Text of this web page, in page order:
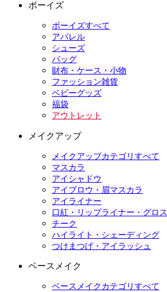
ボーイズ
ボーイズすべて
アパレル
シューズ
バッグ
財布・ケース・小物
ファッション雑貨
ベビーグッズ
福袋
アウトレット
メイクアップ
メイクアップカテゴリすべて
マスカラ
アイシャドウ
アイブロウ・眉マスカラ
アイライナー
口紅・リップライナー・グロス
チーク
ハイライト・シェーディング
つけまつげ・アイラッシュ
ベースメイク
ベースメイクカテゴリすべて